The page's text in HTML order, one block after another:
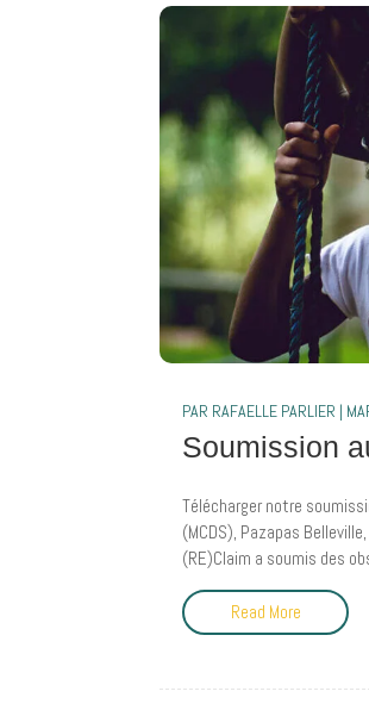
PAR RAFAELLE PARLIER |
Soumission
Télécharger notre
(MCDS), Pazapas
(RE)Claim a soumis des
Read More